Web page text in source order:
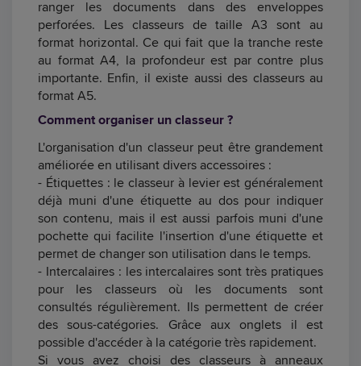
ranger les documents dans des enveloppes
perforées. Les classeurs de taille A3 sont au
format horizontal. Ce qui fait que la tranche reste
au format A4, la profondeur est par contre plus
importante. Enfin, il existe aussi des classeurs au
format A5.
Comment organiser un classeur ?
L'organisation d'un classeur peut être grandement
améliorée en utilisant divers accessoires :
- Étiquettes : le classeur à levier est généralement
déjà muni d'une étiquette au dos pour indiquer
son contenu, mais il est aussi parfois muni d'une
pochette qui facilite l'insertion d'une étiquette et
permet de changer son utilisation dans le temps.
- Intercalaires : les intercalaires sont très pratiques
pour les classeurs où les documents sont
consultés régulièrement. Ils permettent de créer
des sous-catégories. Grâce aux onglets il est
possible d'accéder à la catégorie très rapidement.
Si vous avez choisi des classeurs à anneaux